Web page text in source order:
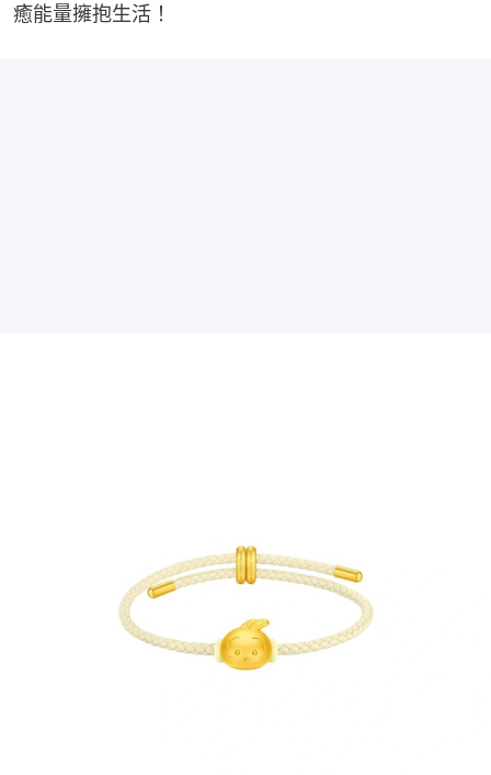
癒能量擁抱生活！